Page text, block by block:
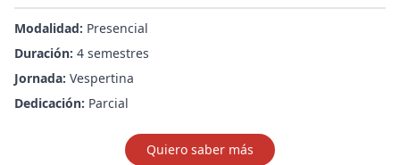
Modalidad: Presencial
Duración: 4 semestres
Jornada: Vespertina
Dedicación: Parcial
Quiero saber más